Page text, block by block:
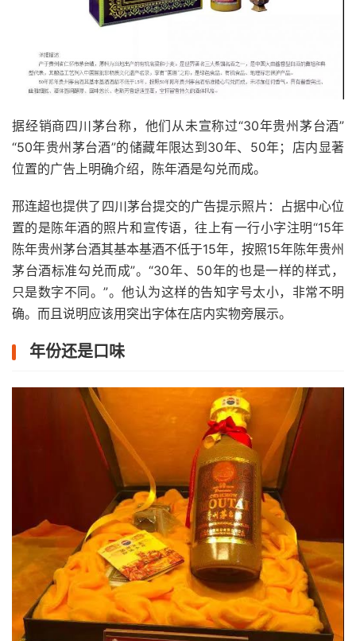
据经销商四川茅台称，他们从未宣称过“30年贵州茅台酒”
“50年贵州茅台酒”的储藏年限达到30年、50年；店内显著
位置的广告上明确介绍，陈年酒是勾兑而成。
邢连超也提供了四川茅台提交的广告提示照片：占据中心位
置的是陈年酒的照片和宣传语，往上有一行小字注明“15年
陈年贵州茅台酒其基本基酒不低于15年，按照15年陈年贵州
茅台酒标准勾兑而成”。“30年、50年的也是一样的样式，
只是数字不同。”。他认为这样的告知字号太小，非常不明
确。而且说明应该用突出字体在店内实物旁展示。
年份还是口味